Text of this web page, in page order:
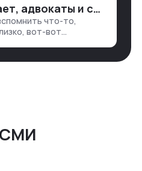
е…
Интернет умирает, адвокаты и судьи в растерянности, а я хочу песню
что-то,
вот-вот
не повезе…
СМИ